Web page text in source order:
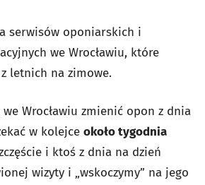
serwisów oponiarskich i
we Wrocławiu, które
letnich na zimowe.
Wrocławiu zmienić opon z dnia
w kolejce około tygodnia
i ktoś z dnia na dzień
wizyty i „wskoczymy” na jego